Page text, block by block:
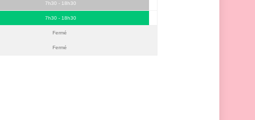
7h30 - 18h30
7h30 - 18h30
Fermé
Fermé